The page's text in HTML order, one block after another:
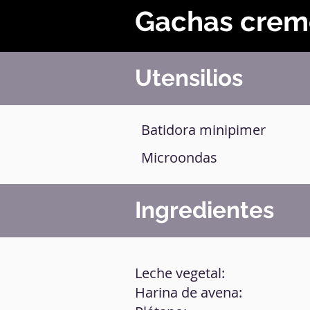
Gachas
Utensilios
Batidora minipimer
Microondas
Ingredientes
Leche vegetal:
Harina de avena: